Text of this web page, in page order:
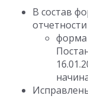
В состав